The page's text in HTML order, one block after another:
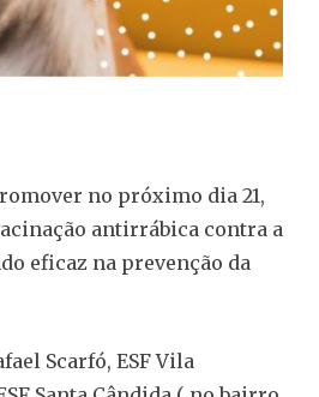
no próximo dia 21,
antirrábica contra a
eficaz na prevenção da
Scarfó, ESF Vila